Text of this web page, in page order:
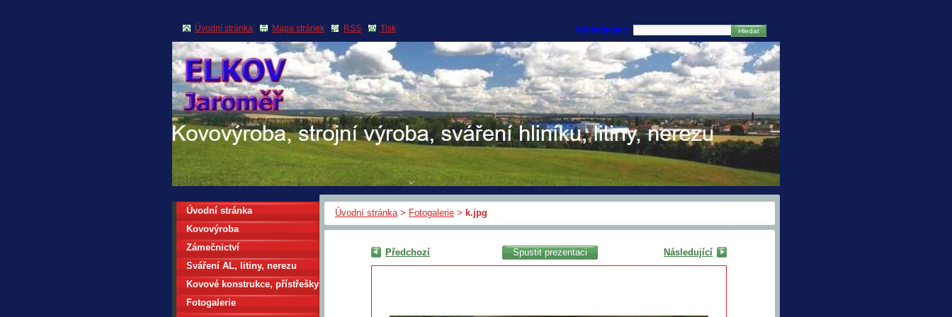
.
Úvodní stránka > Fotogalerie > k.jpg
Předchozí Spustit prezentaci Následující
Úvodní stránka
Kovovýroba
Zámečnictví
Sváření AL, litiny, nerezu
Kovové konstrukce, přístřešky
Fotogalerie
Úvodní stránka Mapa stránek RSS Tisk Vyhledávání: Hledat